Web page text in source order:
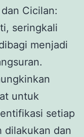
Cicilan:
seringkali
menjadi
untuk
setiap
dilakukan dan